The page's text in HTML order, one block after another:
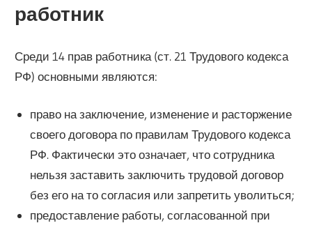
работник
Среди 14 прав работника (ст. 21 Трудового кодекса
РФ) основными являются:
право на заключение, изменение и расторжение
своего договора по правилам Трудового кодекса
РФ. Фактически это означает, что сотрудника
нельзя заставить заключить трудовой договор
без его на то согласия или запретить уволиться;
предоставление работы, согласованной при